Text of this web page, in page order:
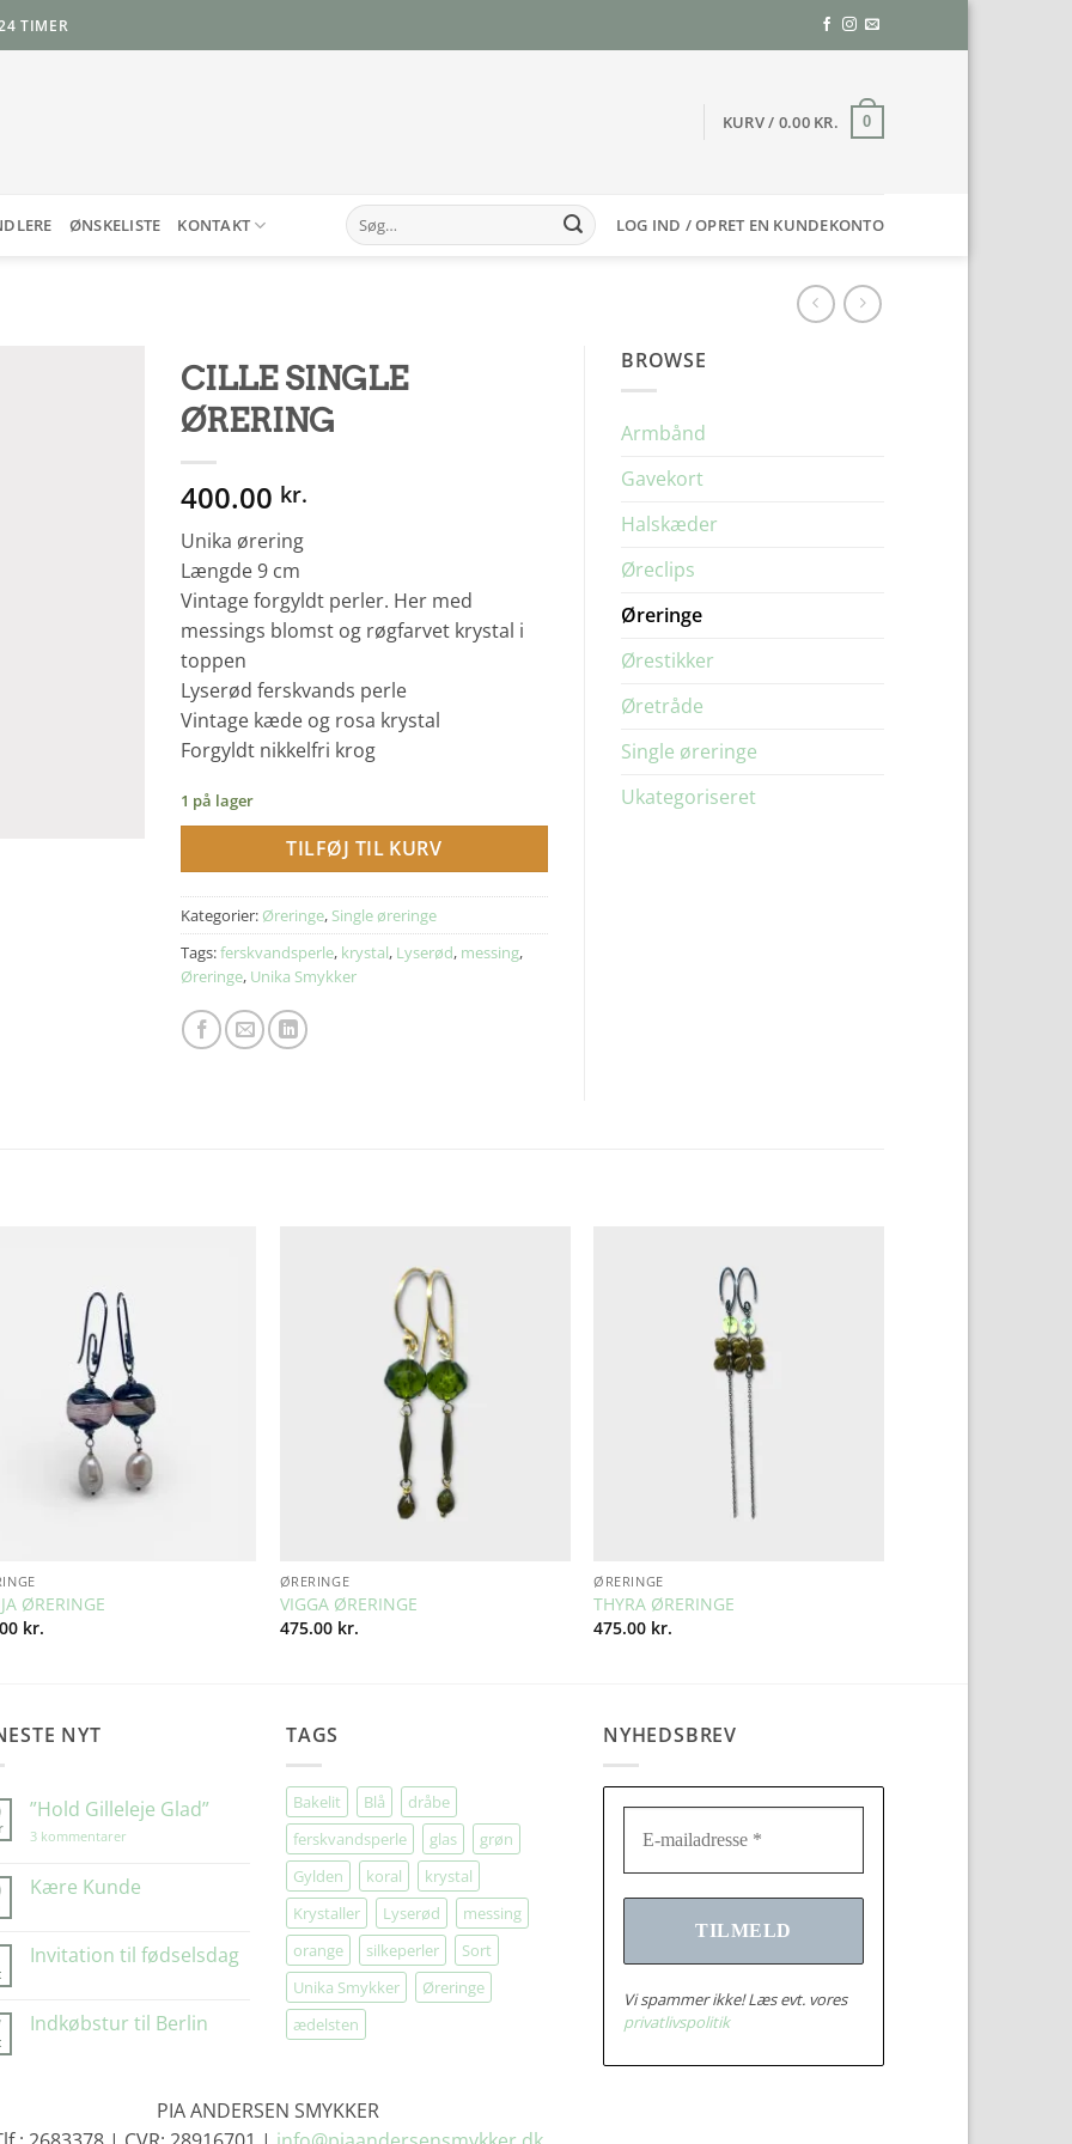
TIMER
KURV / 0.00 KR. 0
ØNSKELISTE KONTAKT
Søg
efter:
LOG IND / OPRET EN KUNDEKONTO
CILLE SINGLE
ØRERING
400.00 kr.
Unika ørering
Længde 9 cm
Vintage forgyldt perler. Her med
messings blomst og røgfarvet krystal i
toppen
Lyserød ferskvands perle
Vintage kæde og rosa krystal
Forgyldt nikkelfri krog
1 på lager
TILFØJ TIL KURV
Kategorier: Øreringe, Single øreringe
Tags:ferskvandsperle, krystal, Lyserød, messing,
Øreringe, Unika Smykker
BROWSE
Armbånd
Gavekort
Halskæder
Øreclips
Øreringe
Ørestikker
Øretråde
Single øreringe
Ukategoriseret
ØRERINGE
kr.
ØRERINGE
VIGGA ØRERINGE
475.00 kr.
ØRERINGE
THYRA ØRERINGE
475.00 kr.
NYT
”Hold Gilleleje Glad”
3 kommentarer
Glad”
Kære Kunde
Kære
Invitation til fødselsdag
Invitation
Indkøbstur til Berlin
TAGS
Bakelit Blå
dråbe
ferskvandsperle
glas
grøn
Gylden
koral
krystal
Krystaller
Lyserød
messing
orange
silkeperler
Sort
Unika Smykker
Øreringe
ædelsten
NYHEDSBREV
Vi spammer ikke! Læs evt. vores
privatlivspolitik
PIA ANDERSEN SMYKKER